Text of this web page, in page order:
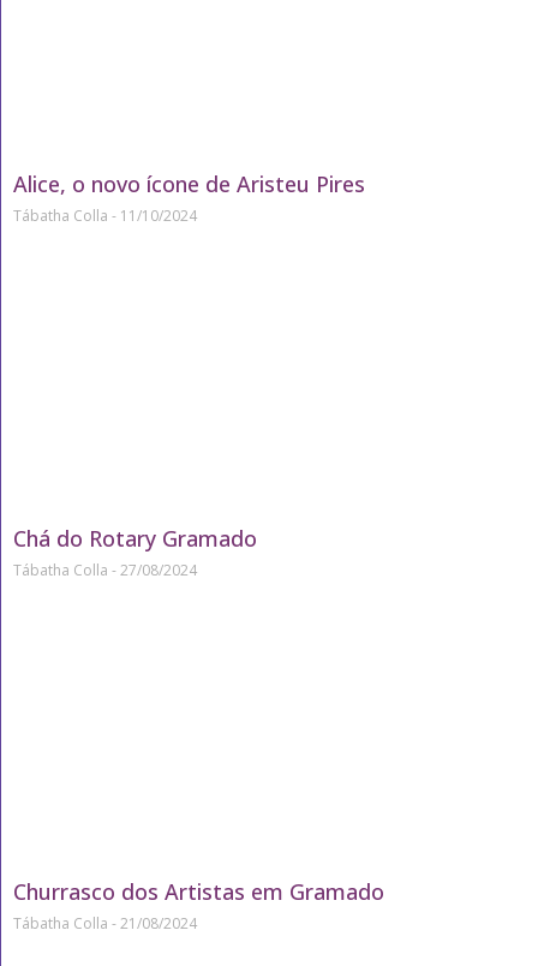
Alice, o novo ícone de Aristeu Pires
Tábatha Colla 11/10/2024
Chá do Rotary Gramado
Tábatha Colla 27/08/2024
Churrasco dos Artistas em Gramado
Tábatha Colla 21/08/2024